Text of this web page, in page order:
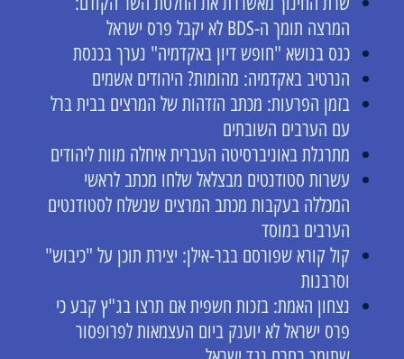
המרצה תומך ה-BDS לא יקבל פרס ישראל
כנס בנושא "חופש דיון באקדמיה" נערך בכנסת
הנרטיב באקדמיה: מהומות? היהודים אשמים
בזמן הפרעות: מכתב הזדהות של המרצים בבית ברל
עם הערבים השובתים
מתרגלת באוניברסיטה העברית איחלה מוות ליהודים
עשרות סטודנטים מבצלאל שלחו מכתב לראשי
המכללה בעקבות מכתב המרצים שנשלח לסטודנטים
הערבים במוסד
קול קורא שפורסם בבר-אילן: יצירת תוכן על "כיבוש"
וסרבנות
נצחון האמת: בזכות חשפית אם תרצו בג"ץ קבע כי
פרס ישראל לא יוענק ביום העצמאות לפרופסור